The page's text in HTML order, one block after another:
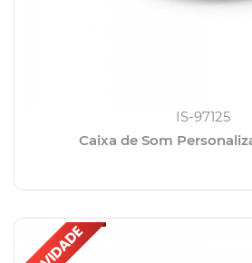
IS-97125
Caixa de Som